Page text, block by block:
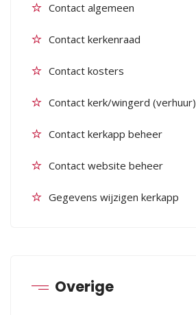
Contact algemeen
Contact kerkenraad
Contact kosters
Contact kerk/wingerd (verhuur)
Contact kerkapp beheer
Contact website beheer
Gegevens wijzigen kerkapp
Overige